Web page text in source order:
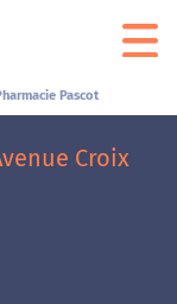
Pascot
Croix